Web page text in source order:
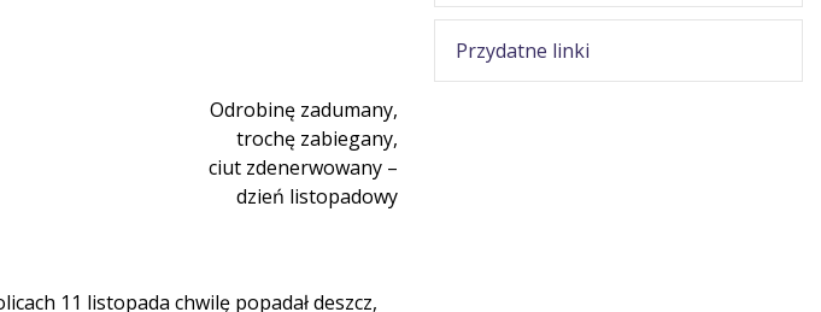
Odrobinę zadumany,
trochę zabiegany,
ciut zdenerwowany –
dzień listopadowy
11 listopada chwilę popadał deszcz,
Przydatne linki